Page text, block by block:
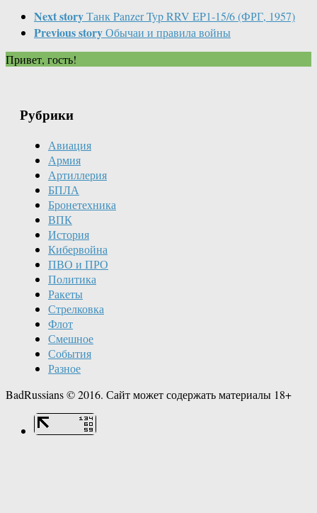
Next storyТанк Panzer Typ RRV EP1-15/6 (ФРГ, 1957)
Previous storyОбычаи и правила войны
Привет, гость!
Рубрики
Авиация
Армия
Артиллерия
БПЛА
Бронетехника
ВПК
История
Кибервойна
ПВО и ПРО
Политика
Ракеты
Стрелковка
Флот
Смешное
События
Разное
BadRussians © 2016. Сайт может содержать материалы 18+